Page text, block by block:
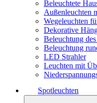
Beleuchtete
Außenleuchten
Wegeleuchten
Dekorative
Beleuchtung
Beleuchtung
LED Strahler
Leuchten mit
Spotleuchten